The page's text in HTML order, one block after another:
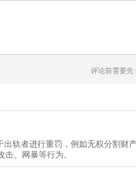
评论前需要先
出轨者进行重罚，例如无权分割财
、网暴等行为。